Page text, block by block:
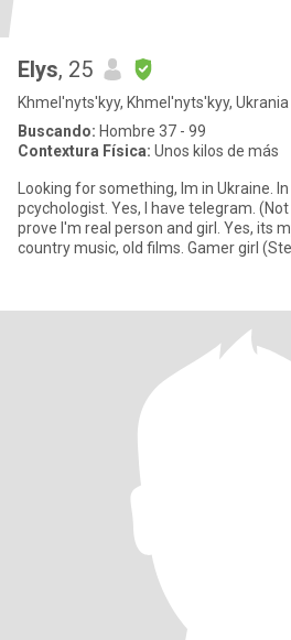
Elys, 25
Khmel'nyts'kyy, Khmel'nyts'kyy, Ukrania
Buscando: Hombre 37 - 99
Contextura Física: Unos kilos de más
Looking for something, Im in Ukraine.
pcychologist. Yes, I have telegram.
prove I'm real person and girl. Yes, its
country music, old films. Gamer girl